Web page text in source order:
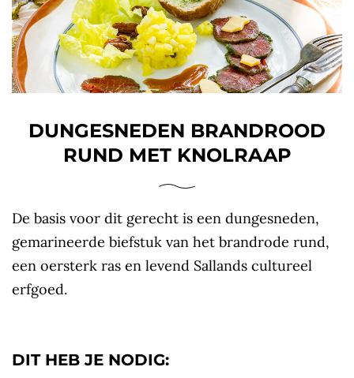
DUNGESNEDEN BRANDROOD
RUND MET KNOLRAAP
De basis voor dit gerecht is een dungesneden,
gemarineerde biefstuk van het brandrode rund,
een oersterk ras en levend Sallands cultureel
erfgoed.
DIT HEB JE NODIG: